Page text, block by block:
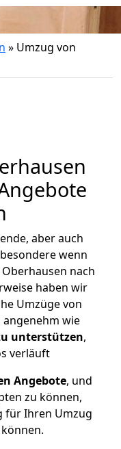
» Umzug von
aber auch
wenn
nach
haben wir
Umzüge von
angenehm wie
unterstützen,
verläuft
Angebote, und
zu können,
für Ihren Umzug